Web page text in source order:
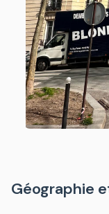
Géographie